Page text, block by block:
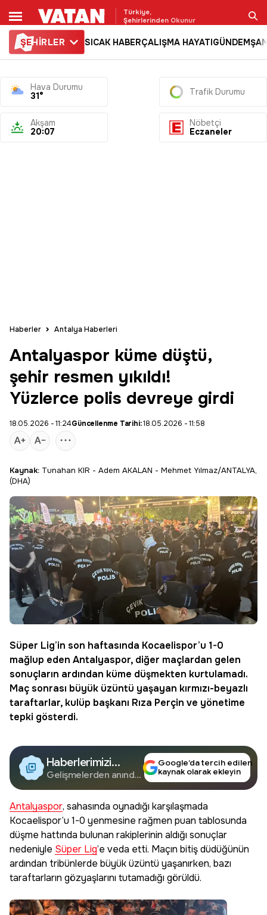
Türkiye,
Şehirlerinden Okunur
ŞEHİRLER SICAK HABERÇALIŞMA HAYATIGÜNDEM
Hava Durumu
31°
Trafik Durumu
Akşam
20:07
Nöbetçi
Eczaneler
Haberler Antalya Haberleri
Antalyaspor küme düştü,
şehir resmen yıkıldı!
Yüzlerce polis devreye girdi
18.05.2026 - 11:24Güncellenme Tarihi:18.05.2026 - 11:58
Kaynak: Tunahan KIR - Adem AKALAN - Mehmet Yılmaz/ANTALYA,
(DHA)
Süper Lig’in son haftasında Kocaelispor’u 1-0
mağlup eden Antalyaspor, diğer maçlardan gelen
sonuçların ardından küme düşmekten kurtulamadı.
Maç sonrası büyük üzüntü yaşayan kırmızı-beyazlı
taraftarlar, kulüp başkanı Rıza Perçin ve yönetime
tepki gösterdi.
Haberlerimizi
Google'da Takip
Edin
Gelişmelerden anında
Google’da tercih edilen
kaynak olarak ekleyin
Antalyaspor, sahasında oynadığı karşılaşmada
Kocaelispor’u 1-0 yenmesine rağmen puan tablosunda
düşme hattında bulunan rakiplerinin aldığı sonuçlar
nedeniyle Süper Lig’e veda etti. Maçın bitiş düdüğünün
ardından tribünlerde büyük üzüntü yaşanırken, bazı
taraftarların gözyaşlarını tutamadığı görüldü.